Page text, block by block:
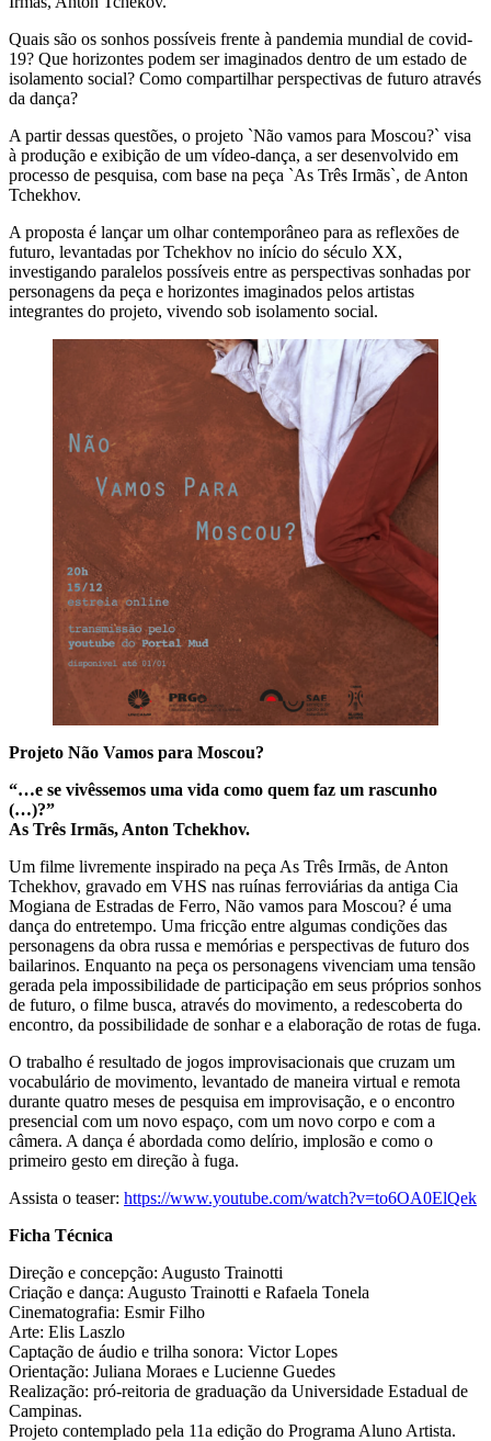
Quais são os sonhos possíveis frente à pandemia mundial de covid-
19? Que horizontes podem ser imaginados dentro de um estado de
isolamento social? Como compartilhar perspectivas de futuro através
da dança?
A partir dessas questões, o projeto `Não vamos para Moscou?` visa
à produção e exibição de um vídeo-dança, a ser desenvolvido em
processo de pesquisa, com base na peça `As Três Irmãs`, de Anton
Tchekhov.
A proposta é lançar um olhar contemporâneo para as reflexões de
futuro, levantadas por Tchekhov no início do século XX,
investigando paralelos possíveis entre as perspectivas sonhadas por
personagens da peça e horizontes imaginados pelos artistas
integrantes do projeto, vivendo sob isolamento social.
Projeto Não Vamos para Moscou?
“…e se vivêssemos uma vida como quem faz um rascunho
(…)?”
As Três Irmãs, Anton Tchekhov.
Um filme livremente inspirado na peça As Três Irmãs, de Anton
Tchekhov, gravado em VHS nas ruínas ferroviárias da antiga Cia
Mogiana de Estradas de Ferro, Não vamos para Moscou? é uma
dança do entretempo. Uma fricção entre algumas condições das
personagens da obra russa e memórias e perspectivas de futuro dos
bailarinos. Enquanto na peça os personagens vivenciam uma tensão
gerada pela impossibilidade de participação em seus próprios sonhos
de futuro, o filme busca, através do movimento, a redescoberta do
encontro, da possibilidade de sonhar e a elaboração de rotas de fuga.
O trabalho é resultado de jogos improvisacionais que cruzam um
vocabulário de movimento, levantado de maneira virtual e remota
durante quatro meses de pesquisa em improvisação, e o encontro
presencial com um novo espaço, com um novo corpo e com a
câmera. A dança é abordada como delírio, implosão e como o
primeiro gesto em direção à fuga.
Assista o teaser: https://www.youtube.com/watch?v=to6OA0ElQek
Ficha Técnica
Direção e concepção: Augusto Trainotti
Criação e dança: Augusto Trainotti e Rafaela Tonela
Cinematografia: Esmir Filho
Arte: Elis Laszlo
Captação de áudio e trilha sonora: Victor Lopes
Orientação: Juliana Moraes e Lucienne Guedes
Realização: pró-reitoria de graduação da Universidade Estadual de
Campinas.
Projeto contemplado pela 11a edição do Programa Aluno Artista.